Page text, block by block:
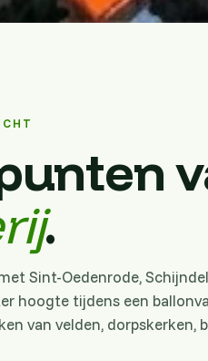
.
Sint-Oedenrode,
hoogte tijdens een
van velden, dorpskerken,